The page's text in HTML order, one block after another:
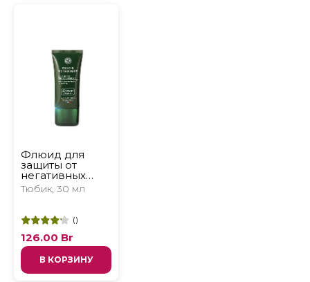
Флюид для
защиты от
негативных
факторов & UV-
излучения
Тюбик, 30 мл
()
126.00 Br
В КОРЗИНУ